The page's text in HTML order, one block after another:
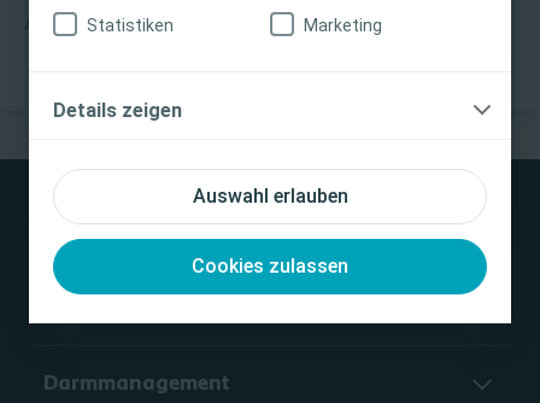
Auswahl erlauben
Cookies zulassen
Statistiken Marketing
Details zeigen
Produkts, die vor der Verwendung sorgfältig zu
Ich bin eine medizinische Fachkraft
Altis® procedure with conscious sedation and local anesthesia by
Darmmanagement